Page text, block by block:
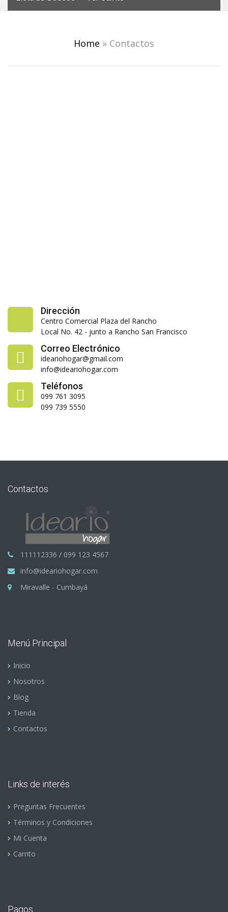
Home » Contactos
Dirección
Centro Comercial Plaza del Rancho
Local No. 42 - junto a Rancho San Francisco
Correo Electrónico
ideariohogar@gmail.com
info@ideariohogar.com
Teléfonos
099 761 3095
099 739 5550
Contactos
111112336 / 099 123 4567
info@ideariohogar.com
Miravalle - Cumbayá
Menú Principal
Inicio
Nosotros
Blog
Tienda
Contactos
Links de interés
Preguntas Frecuentes
Términos y Condiciones
Mi Cuenta
Carrito
Pagos